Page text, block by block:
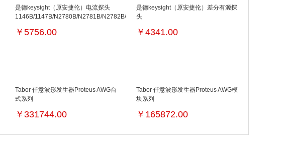
是德keysight（原安捷伦）电流探头
1146B/1147B/N2780B/N2781B/N2782B/N2783B/N2820A/N2821A/N2893A
￥5756.00
是德keysight（原安捷伦）差分有源探
头
系列
￥4341.00
Tabor 任意波形发生器Proteus AWG台
式系列
￥331744.00
Tabor 任意波形发生器Proteus AWG模
块系列
￥ 165872.00